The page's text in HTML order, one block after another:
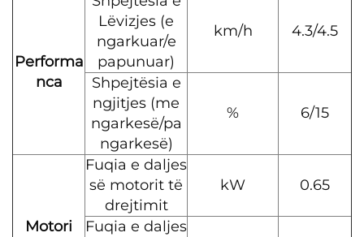
Performa
nca
Lëvizjes (e
ngarkuar/e
papunuar)
km/h 4.3/4.5
Shpejtësia e
ngjitjes (me
ngarkesë/pa
ngarkesë)
% 6/15
Motori
Fuqia e daljes
së motorit të
drejtimit
kW 0.65
Fuqia e daljes